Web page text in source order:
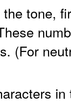
tone,
(For